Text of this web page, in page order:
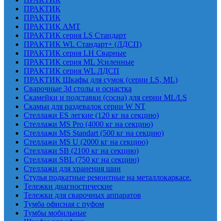
ПРАКТИК
ПРАКТИК
ПРАКТИК AMT
ПРАКТИК cерия LS Стандарт
ПРАКТИК WL Стандарт+ (ЛДСП)
ПРАКТИК серия LH Сварные
ПРАКТИК серия ML Усиленные
ПРАКТИК серия WL ЛДСП
ПРАКТИК Шкафы для сумок (серии LS, ML)
Сварочные 3d столы и оснастка
Скамейки и подставки (сосна) для серии ML/LS
Скамьи для раздевалок серии W NT
Стеллажи ES легкие (120 кг на секцию)
Стеллажи MS Pro (4000 кг на секцию)
Стеллажи MS Standart (500 кг на секцию)
Стеллажи MS U (2000 кг на секцию)
Стеллажи SB (2100 кг на секцию)
Стеллажи SBL (750 кг на секцию)
Стеллажи для хранения шин
Стулья подкатные ремонтные на металлокаркасе.
Тележки диагностические
Тележки для сварочных аппаратов
Тумба офисная с пуфом
Тумбы мобильные